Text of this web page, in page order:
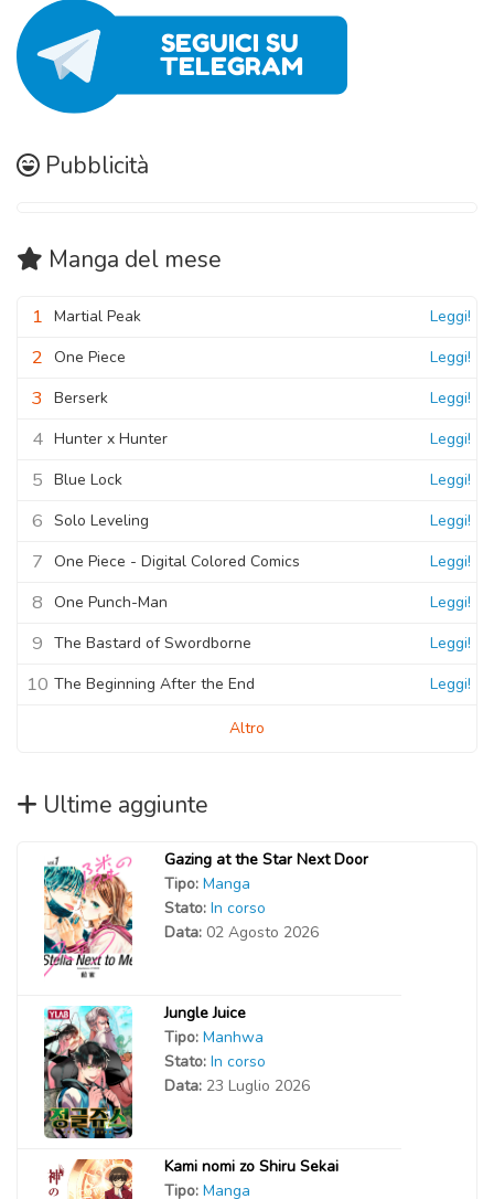
Pubblicità
Manga del mese
1 Martial Peak Leggi!
2 One Piece Leggi!
3 Berserk Leggi!
4 Hunter x Hunter Leggi!
5 Blue Lock Leggi!
6 Solo Leveling Leggi!
7 One Piece - Digital Colored Comics Leggi!
8 One Punch-Man Leggi!
9 The Bastard of Swordborne Leggi!
10 The Beginning After the End Leggi!
Altro
Ultime aggiunte
Gazing at the Star Next Door
Tipo: Manga
Stato: In corso
Data: 02 Agosto 2026
Jungle Juice
Tipo: Manhwa
Stato: In corso
Data: 23 Luglio 2026
Kami nomi zo Shiru Sekai
Tipo: Manga